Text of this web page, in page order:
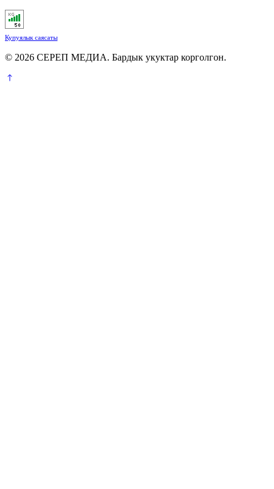
Купуялык саясаты
© 2026 СЕРЕП МЕДИА. Бардык укуктар корголгон.